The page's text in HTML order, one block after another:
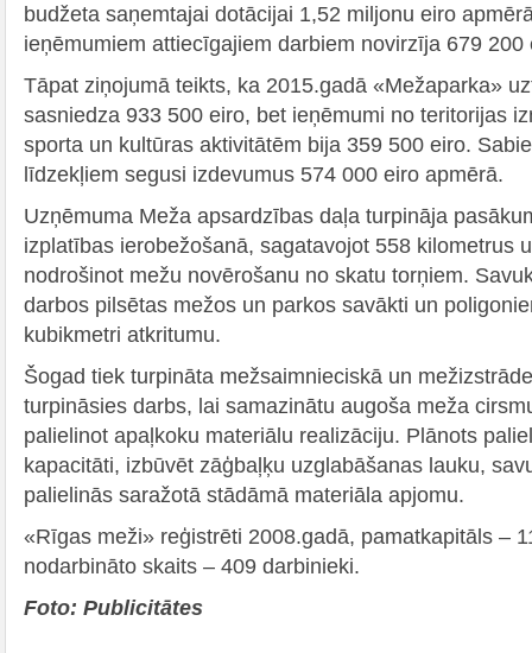
budžeta saņemtajai dotācijai 1,52 miljonu eiro
ieņēmumiem attiecīgajiem darbiem novirzīja 679 200
Tāpat ziņojumā teikts, ka 2015.gadā «Mežaparka»
sasniedza 933 500 eiro, bet ieņēmumi no teritorijas
sporta un kultūras aktivitātēm bija 359 500 eiro.
līdzekļiem segusi izdevumus 574 000 eiro apmērā.
Uzņēmuma Meža apsardzības daļa turpināja
izplatības ierobežošanā, sagatavojot 558 kilometrus
nodrošinot mežu novērošanu no skatu torņiem.
darbos pilsētas mežos un parkos savākti un
kubikmetri atkritumu.
Šogad tiek turpināta mežsaimnieciskā un
turpināsies darbs, lai samazinātu augoša meža
palielinot apaļkoku materiālu realizāciju. Plānots
kapacitāti, izbūvēt zāģbaļķu uzglabāšanas lauku,
palielinās saražotā stādāmā materiāla apjomu.
«Rīgas meži» reģistrēti 2008.gadā, pamatkapitāls –
nodarbināto skaits – 409 darbinieki.
Foto: Publicitātes